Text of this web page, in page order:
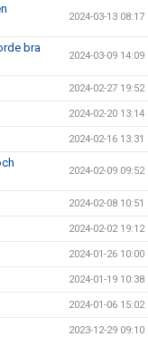
2024-03-13 08:17
bra
2024-03-09 14:09
2024-02-27 19:52
2024-02-20 13:14
2024-02-16 13:31
2024-02-09 09:52
2024-02-08 10:51
2024-02-02 19:12
2024-01-26 10:00
2024-01-19 10:38
2024-01-06 15:02
2023-12-29 09:10